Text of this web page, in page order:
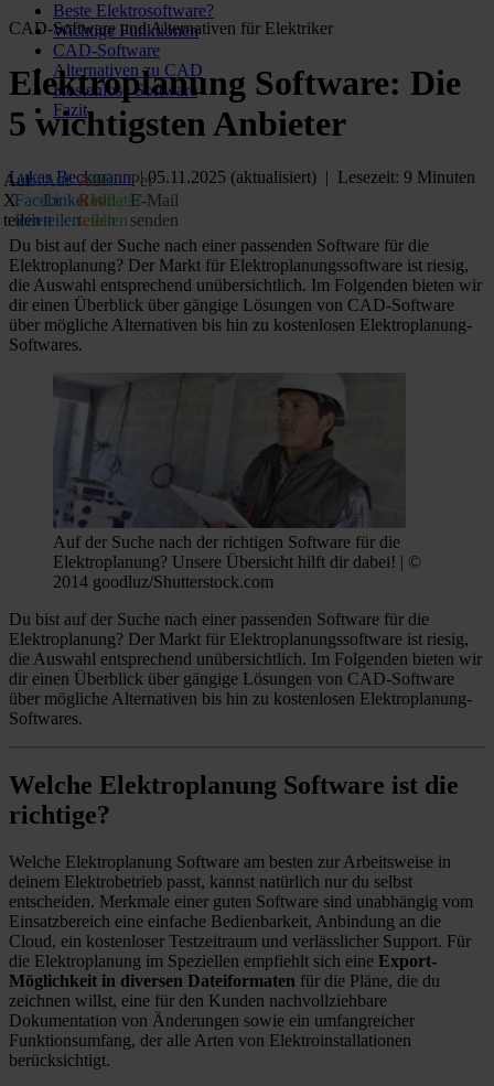
Beste Elektrosoftware?
Wichtige Funktionen
CAD-Software
Alternativen zu CAD
Kostenlose Software
Fazit
CAD-Software und Alternativen für Elektriker
Elektroplanung Software: Die
5 wichtigsten Anbieter
Lukas Beckmann | 05.11.2025 (aktualisiert) | Lesezeit: 9 Minuten
Auf
X
teilen
Auf
Facebook
teilen
Auf
LinkedIn
teilen
Auf
Reddit
teilen
Per
WhatsApp
teilen
Per
E‑Mail
senden
Du bist auf der Suche nach einer passenden Software für die
Elektroplanung? Der Markt für Elektroplanungssoftware ist riesig,
die Auswahl entsprechend unübersichtlich. Im Folgenden bieten wir
dir einen Überblick über gängige Lösungen von CAD-Software
über mögliche Alternativen bis hin zu kostenlosen Elektroplanung-
Softwares.
Auf der Suche nach der richtigen Software für die
Elektroplanung? Unsere Übersicht hilft dir dabei! | ©
2014 goodluz/Shutterstock.com
Du bist auf der Suche nach einer passenden Software für die
Elektroplanung? Der Markt für Elektroplanungssoftware ist riesig,
die Auswahl entsprechend unübersichtlich. Im Folgenden bieten wir
dir einen Überblick über gängige Lösungen von CAD-Software
über mögliche Alternativen bis hin zu kostenlosen Elektroplanung-
Softwares.
Welche Elektroplanung Software ist die
richtige?
Welche Elektroplanung Software am besten zur Arbeitsweise in
deinem Elektrobetrieb passt, kannst natürlich nur du selbst
entscheiden. Merkmale einer guten Software sind unabhängig vom
Einsatzbereich eine einfache Bedienbarkeit, Anbindung an die
Cloud, ein kostenloser Testzeitraum und verlässlicher Support. Für
die Elektroplanung im Speziellen empfiehlt sich eine Export-
Möglichkeit in diversen Dateiformaten für die Pläne, die du
zeichnen willst, eine für den Kunden nachvollziehbare
Dokumentation von Änderungen sowie ein umfangreicher
Funktionsumfang, der alle Arten von Elektroinstallationen
berücksichtigt.